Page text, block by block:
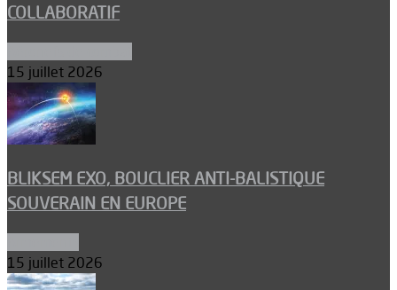
COLLABORATIF
15 juillet 2026
BLIKSEM EXO, BOUCLIER ANTI-BALISTIQUE
SOUVERAIN EN EUROPE
15 juillet 2026